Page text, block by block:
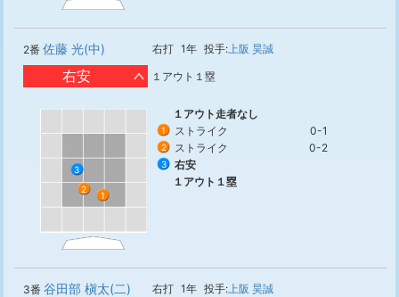
2番 佐藤 光(中) 右打 1年 投手:上阪 昊誠
右安 １アウト１塁
1
2
3
１アウト走者なし
1 ストライク 0-1
2 ストライク 0-2
3
右安
１アウト１塁
3番 谷田部 槇太(二) 右打 1年 投手:上阪 昊誠